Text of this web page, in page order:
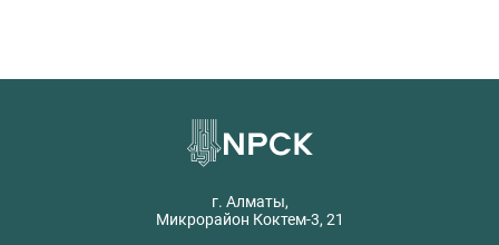
г. Алматы,
Микрорайон Коктем-3, 21